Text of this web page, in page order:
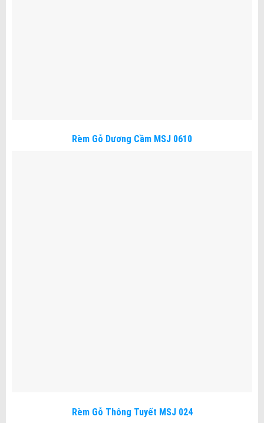
Rèm Gỗ Dương Cầm MSJ 0610
Rèm Gỗ Thông Tuyết MSJ 024